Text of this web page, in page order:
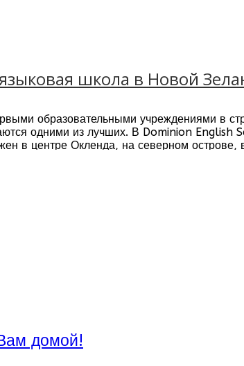
школа в Новой
образовательными учреждениями в
одними из лучших. В Dominion English
в центре Окленда, на северном
домой!